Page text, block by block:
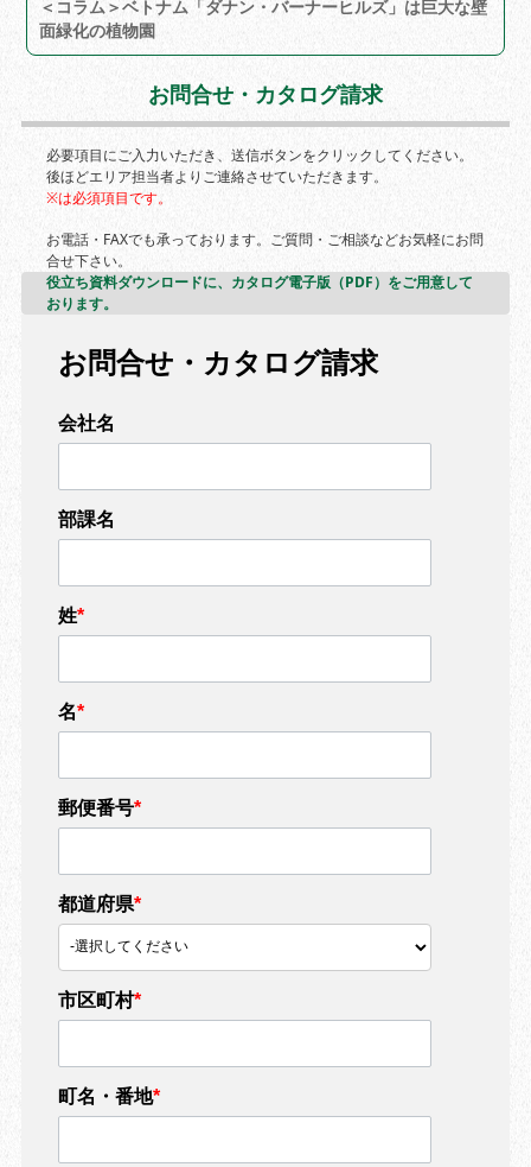
＜コラム＞ベトナム「ダナン・バーナーヒルズ」は巨大な壁
面緑化の植物園
お問合せ・カタログ請求
必要項目にご入力いただき、送信ボタンをクリックしてください。
後ほどエリア担当者よりご連絡させていただきます。
※は必須項目です。
お電話・FAXでも承っております。ご質問・ご相談などお気軽にお問
合せ下さい。
役立ち資料ダウンロードに、カタログ電子版（PDF）をご用意して
おります。
お問合せ・カタログ請求
会社名
部課名
姓*
名*
郵便番号*
都道府県*
市区町村*
町名・番地*